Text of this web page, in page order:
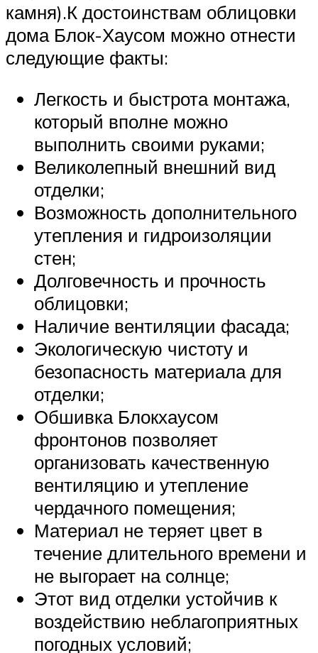
камня).К достоинствам облицовки
дома Блок-Хаусом можно отнести
следующие факты:
Легкость и быстрота монтажа,
который вполне можно
выполнить своими руками;
Великолепный внешний вид
отделки;
Возможность дополнительного
утепления и гидроизоляции
стен;
Долговечность и прочность
облицовки;
Наличие вентиляции фасада;
Экологическую чистоту и
безопасность материала для
отделки;
Обшивка Блокхаусом
фронтонов позволяет
организовать качественную
вентиляцию и утепление
чердачного помещения;
Материал не теряет цвет в
течение длительного времени и
не выгорает на солнце;
Этот вид отделки устойчив к
воздействию неблагоприятных
погодных условий;